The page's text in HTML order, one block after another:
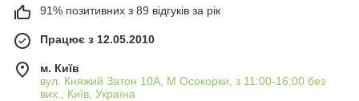
91% позитивних з 89 відгуків за рік
Працює з 12.05.2010
м. Київ
вул. Княжий Затон 10А, М Осокорки, з 11:00-16:00 без
вих., Київ, Україна